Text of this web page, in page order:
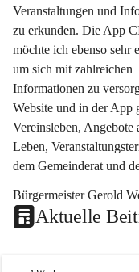
Veranstaltungen und
zu erkunden. Die App
möchte ich ebenso sehr
um sich mit zahlreichen
Informationen zu
Website und in der App
Vereinsleben, Angebote
Leben,
dem Gemeinderat und
Bürgermeister Gerold
Aktuelle